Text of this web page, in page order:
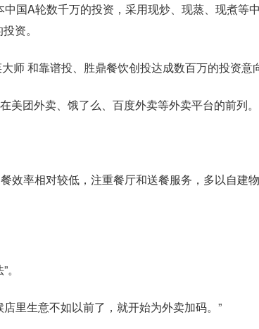
国A轮数千万的投资，采用现炒、现蒸、现煮等
资。
师 和靠谱投、胜鼎餐饮创投达成数百万的投资意
团外卖、饿了么、百度外卖等外卖平台的前列。
效率相对较低，注重餐厅和送餐服务，多以自建
里生意不如以前了，就开始为外卖加码。”